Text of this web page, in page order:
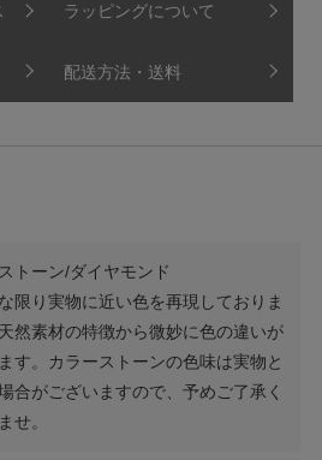
ラッピングについて
配送方法・送料
トーン/ダイヤモンド
限り実物に近い色を再現しておりま
然素材の特徴から微妙に色の違いが
す。カラーストーンの色味は実物と
合がございますので、予めご了承く
せ。